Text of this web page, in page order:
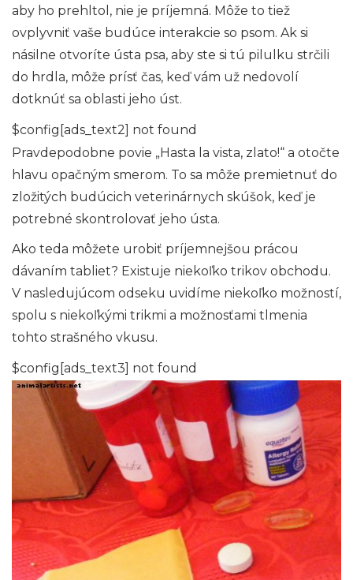
aby ho prehltol, nie je príjemná. Môže to tiež
ovplyvniť vaše budúce interakcie so psom. Ak si
násilne otvoríte ústa psa, aby ste si tú pilulku strčili
do hrdla, môže prísť čas, keď vám už nedovolí
dotknúť sa oblasti jeho úst.
$config[ads_text2] not found
Pravdepodobne povie „Hasta la vista, zlato!“ a otočte
hlavu opačným smerom. To sa môže premietnuť do
zložitých budúcich veterinárnych skúšok, keď je
potrebné skontrolovať jeho ústa.
Ako teda môžete urobiť príjemnejšou prácou
dávaním tabliet? Existuje niekoľko trikov obchodu.
V nasledujúcom odseku uvidíme niekoľko možností,
spolu s niekoľkými trikmi a možnosťami tlmenia
tohto strašného vkusu.
$config[ads_text3] not found